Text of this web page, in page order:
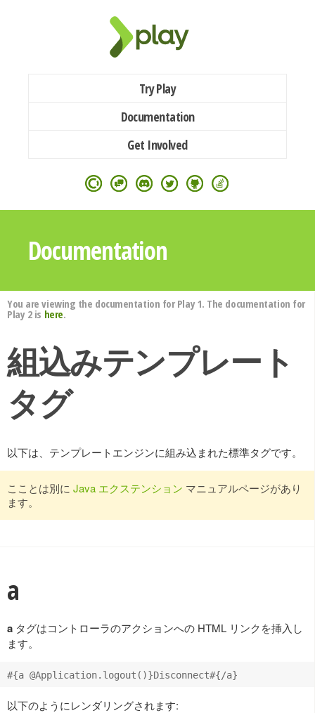
Try Play
Documentation
Get Involved
Documentation
You are viewing the documentation for Play 1. The documentation for
Play 2 is here.
組込みテンプレート
タグ
以下は、テンプレートエンジンに組み込まれた標準タグです。
こことは別に Java エクステンション マニュアルページがあり
ます。
a
a タグはコントローラのアクションへの HTML リンクを挿入し
ます。
以下のようにレンダリングされます: